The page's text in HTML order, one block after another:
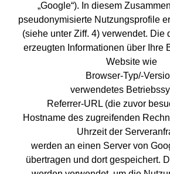
„Google“). In diesem
pseudonymisierte Nutzungsprofile
(siehe unter Ziff. 4) verwendet. Die
erzeugten Informationen über Ihre
Website wie
Browser-Typ/-
verwendetes
Referrer-URL (die zuvor
Hostname des zugreifenden
Uhrzeit der
werden an einen Server von
übertragen und dort gespeichert.